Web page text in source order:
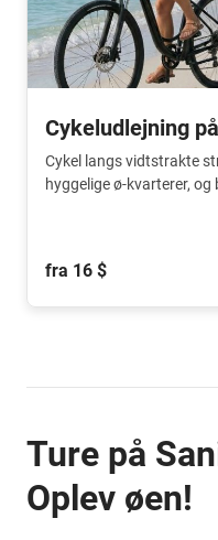
Cykeludlejning
Cykel langs vidtstrakte
hyggelige ø-kvarterer,
fra 16 $
Ture på
Oplev øen!